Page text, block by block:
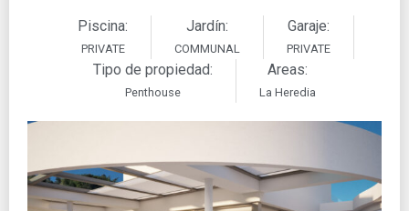
Piscina:
PRIVATE
Jardín:
COMMUNAL
Garaje:
PRIVATE
Tipo de propiedad:
Penthouse
Areas:
La Heredia